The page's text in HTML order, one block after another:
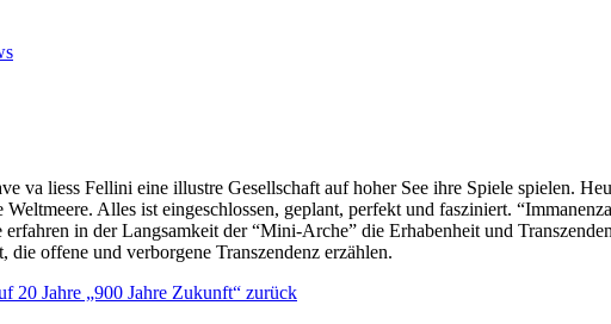
va liess Fellini eine illustre Gesellschaft auf hoher See ihre Spiele spielen.
Alles ist eingeschlossen, geplant, perfekt und fasziniert.
in der Langsamkeit der “Mini-Arche” die Erhabenheit und
offene und verborgene Transzendenz erzählen.
20 Jahre „900 Jahre Zukunft“ zurück